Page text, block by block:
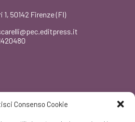
Consenso Cookie
50142 Firenze (FI)